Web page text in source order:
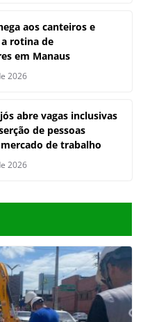
aos canteiros e
rotina de
em Manaus
2026
abre vagas inclusivas
de pessoas
de trabalho
2026